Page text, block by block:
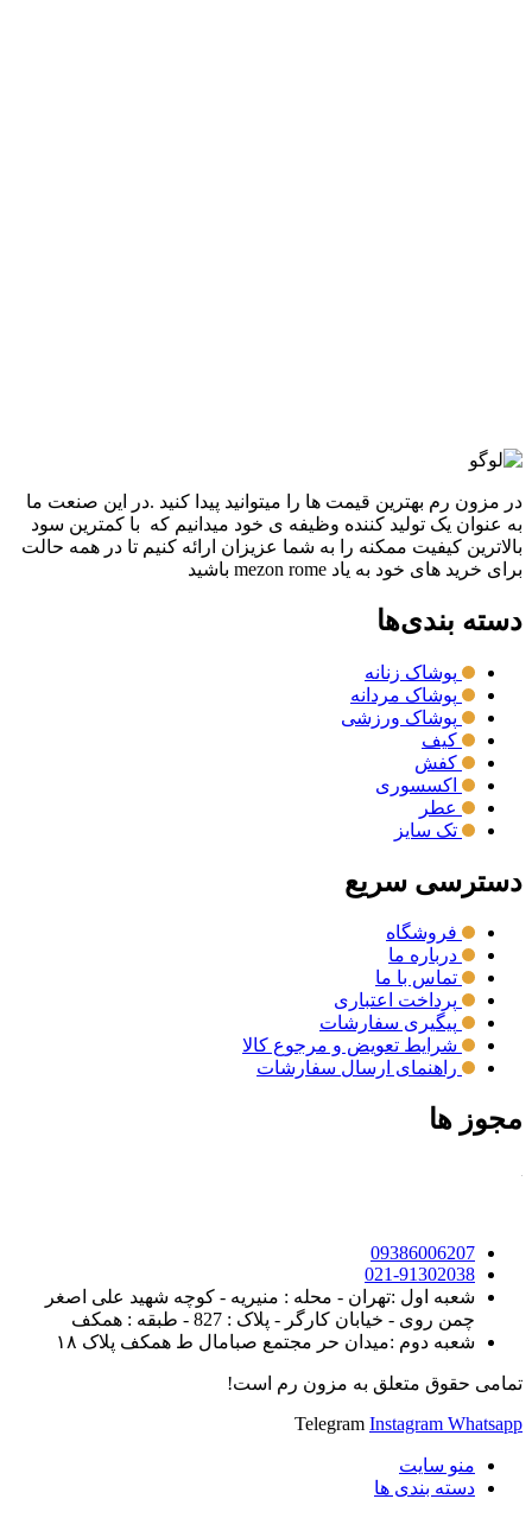
در مزون رم بهترین قیمت ها را میتوانید پیدا کنید .در این صنعت ما
به عنوان یک تولید کننده وظیفه ی خود میدانیم که با کمترین سود
بالاترین کیفیت ممکنه را به شما عزیزان ارائه کنیم تا در همه حالت
برای خرید های خود به یاد mezon rome باشید
دسته بندی‌ها
پوشاک زنانه
پوشاک مردانه
پوشاک ورزشی
کیف
کفش
اکسسوری
عطر
تک سایز
دسترسی سریع
فروشگاه
درباره ما
تماس با ما
پرداخت اعتباری
پیگیری سفارشات
شرایط تعویض و مرجوع کالا
راهنمای ارسال سفارشات
مجوز ها
09386006207
021-91302038
شعبه اول :تهران - محله : منیریه - کوچه شهید علی اصغر
چمن روی - خیابان کارگر - پلاک : 827 - طبقه : همکف
شعبه دوم :میدان حر مجتمع صبامال ط همکف پلاک ۱۸
تمامی حقوق متعلق به مزون رم است!
Telegram Instagram Whatsapp
منو سایت
دسته بندی ها